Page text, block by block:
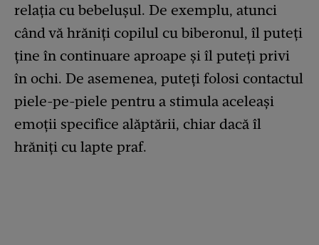
relația cu bebelușul. De exemplu, atunci
când vă hrăniți copilul cu biberonul, îl puteți
ține în continuare aproape și îl puteți privi
în ochi. De asemenea, puteți folosi contactul
piele-pe-piele pentru a stimula aceleași
emoții specifice alăptării, chiar dacă îl
hrăniți cu lapte praf.